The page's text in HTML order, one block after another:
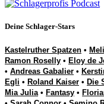
Deine Schlager-Stars
Kastelruther Spatzen •
Ramon Roselly • Eloy de
• Andreas Gabalier •
Egli • Roland Kaiser • Die
Mia Julia • Fantasy •